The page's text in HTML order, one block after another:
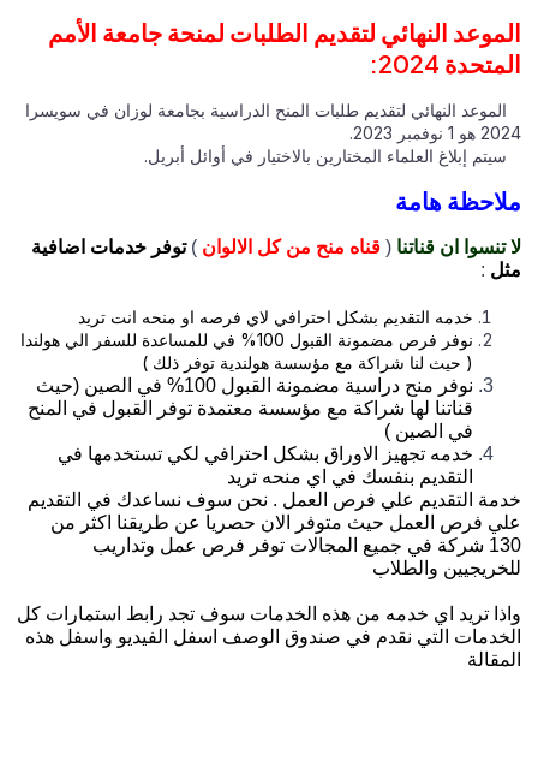
الموعد النهائي لتقديم الطلبات لمنحة جامعة الأمم
المتحدة 2024:
الموعد النهائي لتقديم طلبات المنح الدراسية بجامعة لوزان في سويسرا
2024 هو 1 نوفمبر 2023.
سيتم إبلاغ العلماء المختارين بالاختيار في أوائل أبريل.
ملاحظة هامة
لا تنسوا ان قناتنا ( قناه منح من كل الالوان )توفر خدمات اضافية
مثل :
خدمه التقديم بشكل احترافي لاي فرصه او منحه انت تريد
نوفر فرص مضمونة القبول 100% في للمساعدة للسفر الي هولندا
( حيث لنا شراكة مع مؤسسة هولندية توفر ذلك )
نوفر منح دراسية مضمونة القبول 100% في الصين (حيث
قناتنا لها شراكة مع مؤسسة معتمدة توفر القبول في المنح
في الصين )
خدمه تجهيز الاوراق بشكل احترافي لكي تستخدمها في
التقديم بنفسك في اي منحه تريد
خدمة التقديم علي فرص العمل . نحن سوف نساعدك في التقديم
علي فرص العمل حيث متوفر الان حصريا عن طريقنا اكثر من
130 شركة في جميع المجالات توفر فرص عمل وتداريب
للخريجيين والطلاب
واذا تريد اي خدمه من هذه الخدمات سوف تجد رابط استمارات كل
الخدمات التي نقدم في صندوق الوصف اسفل الفيديو واسفل هذه
المقالة